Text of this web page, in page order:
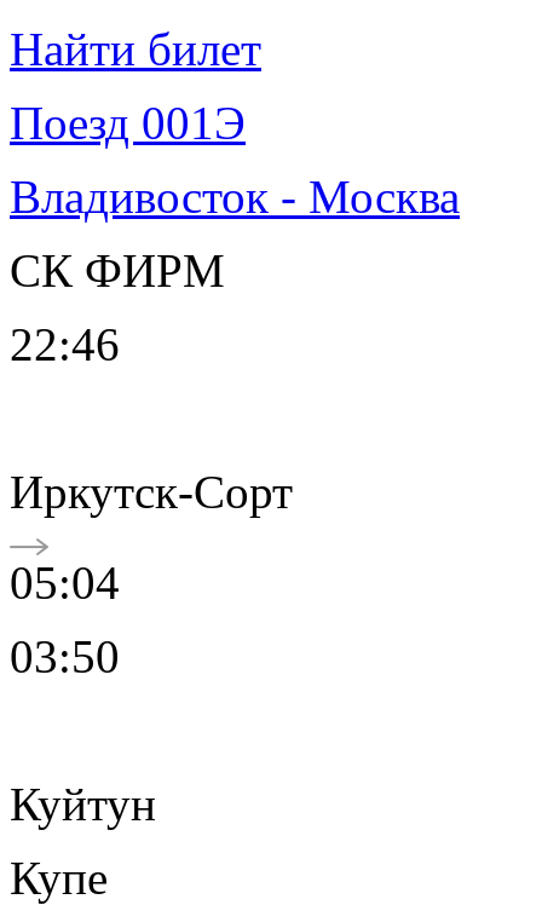
Найти билет
Поезд 001Э
Владивосток - Москва
СК ФИРМ
22:46
Иркутск-Сорт
05:04
03:50
Куйтун
Купе